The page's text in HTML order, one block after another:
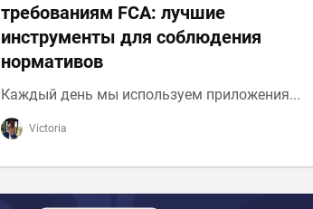
требованиям FCA: лучшие
инструменты для соблюдения
нормативов
Каждый день мы используем приложения...
Victoria